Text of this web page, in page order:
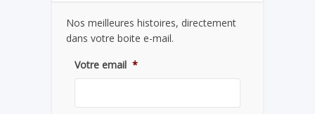
Nos meilleures histoires, directement
dans votre boite e-mail.
Votre email *